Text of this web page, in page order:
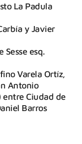
La Padula
y Javier
Sesse esq.
Varela Ortíz,
Antonio
entre Ciudad de
Barros